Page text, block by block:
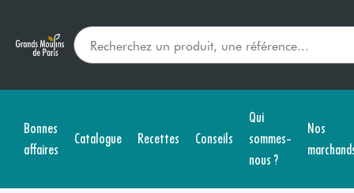
Bonnes
affaires
Catalogue Recettes Conseils
Qui
sommes-
nous ?
Nos